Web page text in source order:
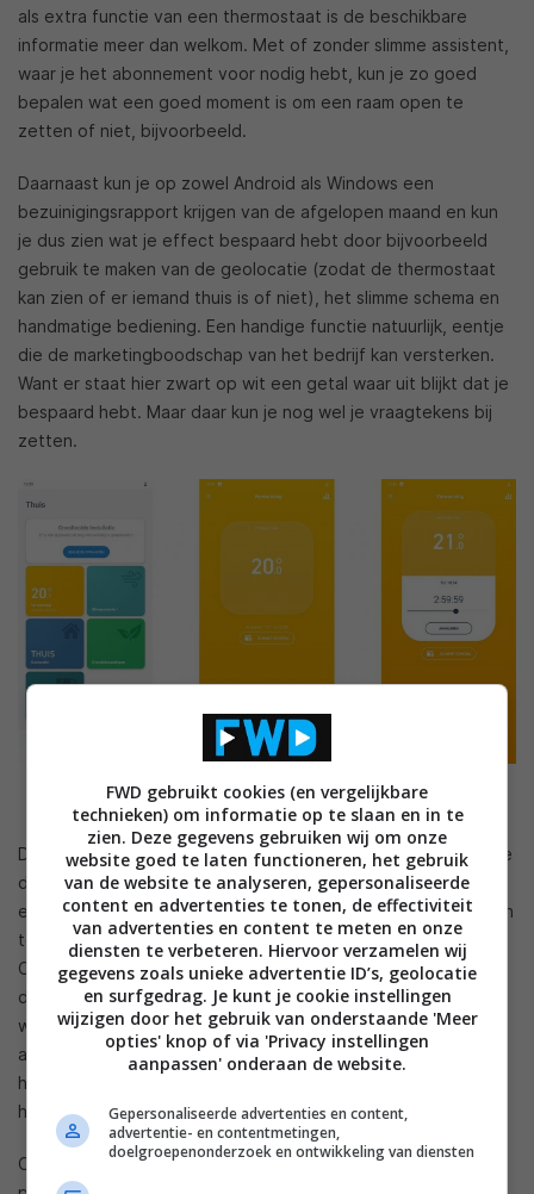
als extra functie van een thermostaat is de beschikbare
informatie meer dan welkom. Met of zonder slimme assistent,
waar je het abonnement voor nodig hebt, kun je zo goed
bepalen wat een goed moment is om een raam open te
zetten of niet, bijvoorbeeld.
Daarnaast kun je op zowel Android als Windows een
bezuinigingsrapport krijgen van de afgelopen maand en kun
je dus zien wat je effect bespaard hebt door bijvoorbeeld
gebruik te maken van de geolocatie (zodat de thermostaat
kan zien of er iemand thuis is of niet), het slimme schema en
handmatige bediening. Een handige functie natuurlijk, eentje
die de marketingboodschap van het bedrijf kan versterken.
Want er staat hier zwart op wit een getal waar uit blijkt dat je
bespaard hebt. Maar daar kun je nog wel je vraagtekens bij
zetten.
Dan is er nog de Auto-Assist, een slim systeem dat specifieke
dingen in huis voor je kan regelen. Dit kan alleen wanneer je
een abonnement afsluit (of 2,99 per maand waardoor je af en
toe ook een pauze kunt inlassen of 24,99 euro per jaar).
Onder meer geofencing valt onder het abonnement. Dan kan
de thermostaat zelf de verwarming in- en uitschakelen
wanneer je van huis gaat of thuis komt. Mocht je geen
abonnement willen, dan krijg je een notificatie met de
herinnering de thermostaat uit te schakelen wanneer je van
huis gaat.
Opsommend: je betaalt 199,99 euro voor de thermostaat,
FWD gebruikt cookies (en vergelijkbare
technieken) om informatie op te slaan en in te
zien. Deze gegevens gebruiken wij om onze
website goed te laten functioneren, het gebruik
van de website te analyseren, gepersonaliseerde
content en advertenties te tonen, de effectiviteit
van advertenties en content te meten en onze
diensten te verbeteren. Hiervoor verzamelen wij
gegevens zoals unieke advertentie ID’s, geolocatie
en surfgedrag. Je kunt je cookie instellingen
wijzigen door het gebruik van onderstaande 'Meer
opties' knop of via 'Privacy instellingen
aanpassen' onderaan de website.
Gepersonaliseerde advertenties en content,
advertentie- en contentmetingen,
doelgroepenonderzoek en ontwikkeling van diensten